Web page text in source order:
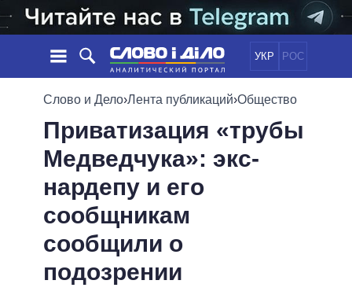
УКР РОС
НОВОСТИ
ЛЕНТА
СОБЫТИЯ
СТАТЬИ
МНЕНИЯ
ОБЗОРЫ
ДАЙДЖЕСТЫ
ПОЛИТИКА
ЭКОНОМИКА
ОБЩЕСТВО
ОБЕЩАНИЯ
ПОЛИТИКИ
ВСЕ ПОЛИТИКИ
ПРЕЗИДЕНТ И ОФИС
ВЕРХОВНАЯ РАДА
КАБИНЕТ МИНИСТРОВ
ИНФОГРАФИКА
ВИДЕО
ПОДДЕРЖАТЬ
Слово и Дело›Лента публикаций›Общество
Приватизация «трубы
Медведчука»: экс-
нардепу и его
сообщникам
сообщили о
подозрении